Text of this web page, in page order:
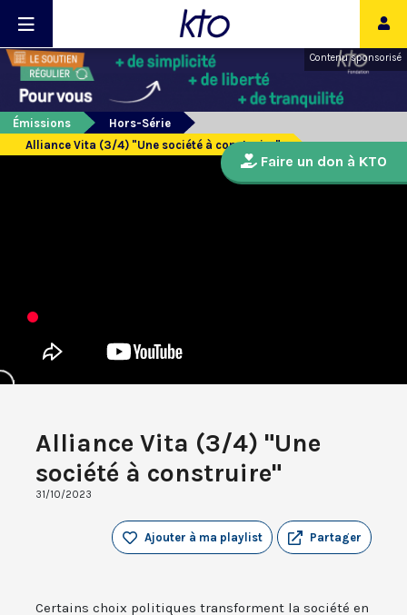
Contenu sponsorisé
Émissions
Hors-Série
Alliance Vita (3/4) "Une société à construire"
Alliance Vita (3/4) "Une
société à construire"
31/10/2023
Partager
Ajouter à ma playlist
Certains choix politiques transforment la société en
Faire un don à KTO